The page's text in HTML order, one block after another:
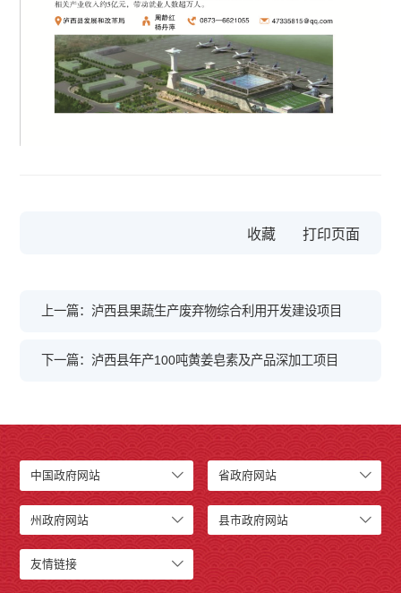
收藏
上一篇：泸西县果蔬生产废弃物综合利用开发建设项目
下一篇：泸西县年产100吨黄姜皂素及产品深加工项目
中国政府网站 省政府网站
州政府网站 县市政府网站
友情链接